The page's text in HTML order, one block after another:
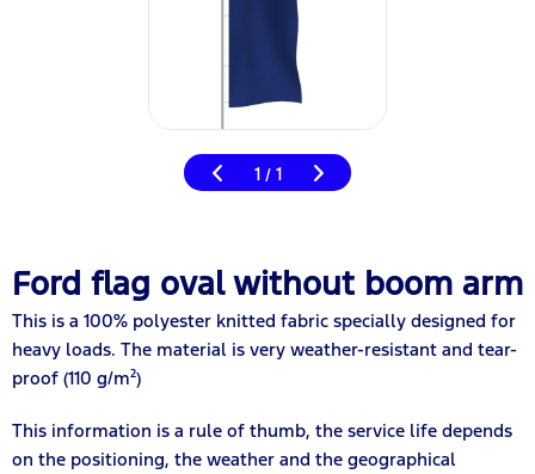
1 / 1
Ford flag oval without boom arm
This is a 100% polyester knitted fabric specially designed for
heavy loads. The material is very weather-resistant and tear-
proof (110 g/m²)
This information is a rule of thumb, the service life depends
on the positioning, the weather and the geographical